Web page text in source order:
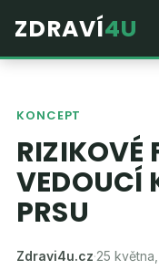
ZDRAVÍ4U
KONCEPT
RIZIKOVÉ
VEDOUCÍ
PRSU
Zdravi4u.cz·25